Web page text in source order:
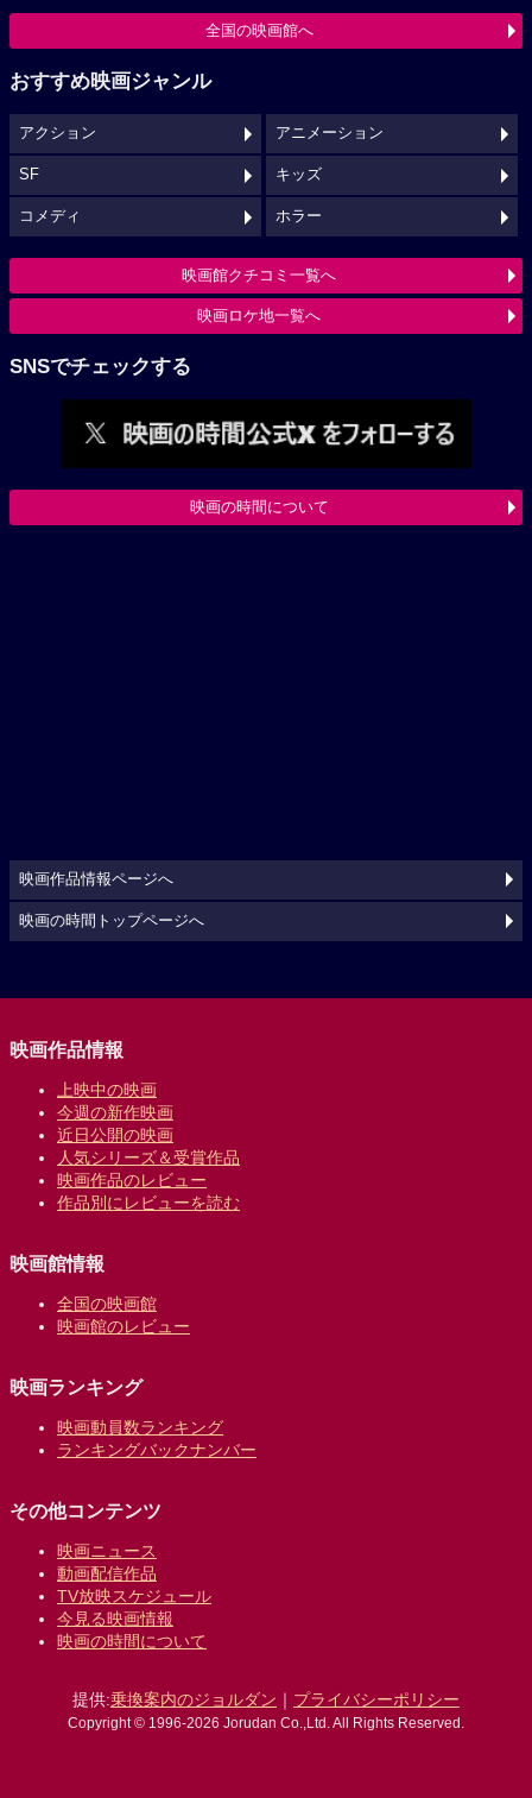
全国の映画館へ
おすすめ映画ジャンル
アクション アニメーション
SF キッズ
コメディ ホラー
映画館クチコミ一覧へ
映画ロケ地一覧へ
SNSでチェックする
映画の時間について
映画作品情報ページへ
映画の時間トップページへ
映画作品情報
上映中の映画
今週の新作映画
近日公開の映画
人気シリーズ＆受賞作品
映画作品のレビュー
作品別にレビューを読む
映画館情報
全国の映画館
映画館のレビュー
映画ランキング
映画動員数ランキング
ランキングバックナンバー
その他コンテンツ
映画ニュース
動画配信作品
TV放映スケジュール
今見る映画情報
映画の時間について
提供:乗換案内のジョルダン ｜ プライバシーポリシー
Copyright © 1996-2026 Jorudan Co.,Ltd. All Rights Reserved.